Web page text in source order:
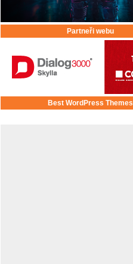
Partneři webu
Best WordPress Themes